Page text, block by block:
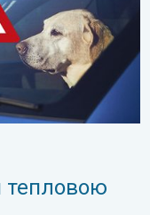
тепловою